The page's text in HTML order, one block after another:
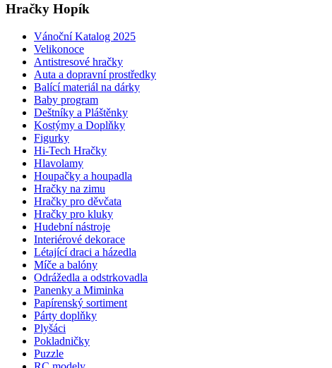
Hračky Hopík
Vánoční Katalog 2025
Velikonoce
Antistresové hračky
Auta a dopravní prostředky
Balící materiál na dárky
Baby program
Deštníky a Pláštěnky
Kostýmy a Doplňky
Figurky
Hi-Tech Hračky
Hlavolamy
Houpačky a houpadla
Hračky na zimu
Hračky pro děvčata
Hračky pro kluky
Hudební nástroje
Interiérové dekorace
Létající draci a házedla
Míče a balóny
Odrážedla a odstrkovadla
Panenky a Miminka
Papírenský sortiment
Párty doplňky
Plyšáci
Pokladničky
Puzzle